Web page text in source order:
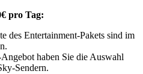
pro Tag:
des Entertainment-Pakets sind im
haben Sie die Auswahl
Sendern.